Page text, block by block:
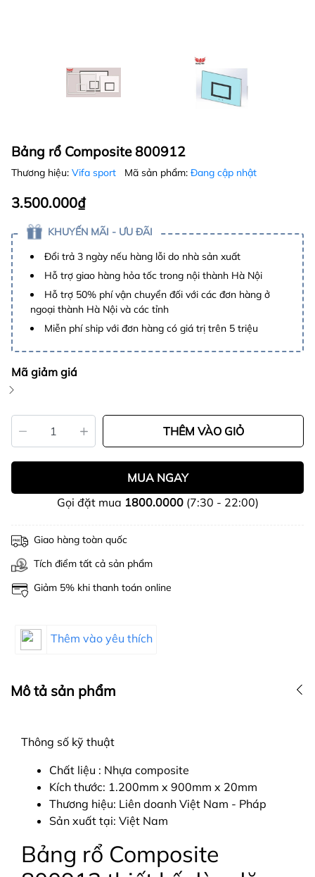
Bảng rổ Composite 800912
Thương hiệu: Vifa sport Mã sản phẩm: Đang cập nhật
3.500.000₫
KHUYẾN MÃI - ƯU ĐÃI
Đổi trả 3 ngày nếu hàng lỗi do nhà sản xuất
Hỗ trợ giao hàng hỏa tốc trong nội thành Hà Nội
Hỗ trợ 50% phí vận chuyển đối với các đơn hàng ở
ngoại thành Hà Nội và các tỉnh
Miễn phí ship với đơn hàng có giá trị trên 5 triệu
Mã giảm giá
THÊM VÀO GIỎ
MUA NGAY
Gọi đặt mua 1800.0000(7:30 - 22:00)
Giao hàng toàn quốc
Tích điểm tất cả sản phẩm
Giảm 5% khi thanh toán online
Thêm vào yêu thích
Mô tả sản phẩm
Thông số kỹ thuật
Chất liệu : Nhựa composite
Kích thước: 1.200mm x 900mm x 20mm
Thương hiệu: Liên doanh Việt Nam - Pháp
Sản xuất tại: Việt Nam
Bảng rổ Composite